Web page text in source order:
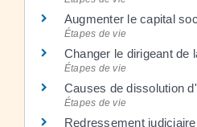
Augmenter le capital
Étapes de vie
Changer le dirigeant de
Étapes de vie
Causes de dissolution
Étapes de vie
Redressement judiciaire